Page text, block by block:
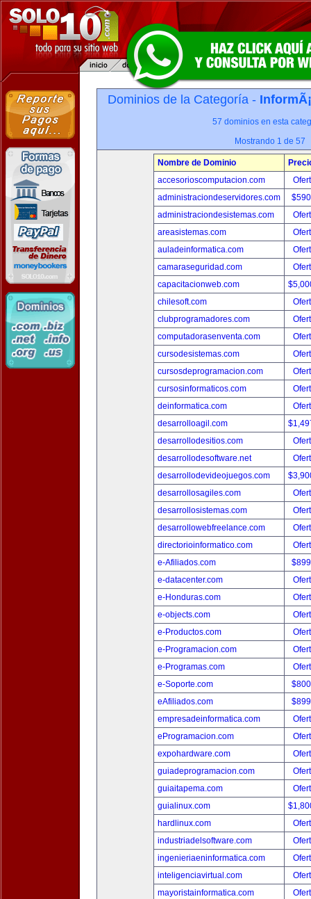
Dominios de la Categoría -
57 dominios en esta
Mostrando 1 de 57
Nombre de Dominio
accesorioscomputacion.com
administraciondeservidores.com
administraciondesistemas.com
areasistemas.com
auladeinformatica.com
camaraseguridad.com
capacitacionweb.com
chilesoft.com
clubprogramadores.com
computadorasenventa.com
cursodesistemas.com
cursosdeprogramacion.com
cursosinformaticos.com
deinformatica.com
desarrolloagil.com
desarrollodesitios.com
desarrollodesoftware.net
desarrollodevideojuegos.com
desarrollosagiles.com
desarrollosistemas.com
desarrollowebfreelance.com
directorioinformatico.com
e-Afiliados.com
e-datacenter.com
e-Honduras.com
e-objects.com
e-Productos.com
e-Programacion.com
e-Programas.com
e-Soporte.com
eAfiliados.com
empresadeinformatica.com
eProgramacion.com
expohardware.com
guiadeprogramacion.com
guiaitapema.com
guialinux.com
hardlinux.com
industriadelsoftware.com
ingenieriaeninformatica.com
inteligenciavirtual.com
mayoristainformatica.com